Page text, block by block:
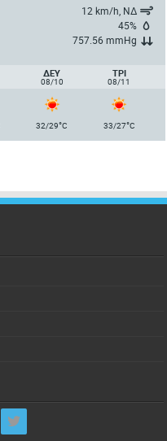
12 km/h, ΝΔ
45%
757.56 mmHg
ΔΕΥ
08/10
ΤΡΙ
08/11
32/29°C 33/27°C